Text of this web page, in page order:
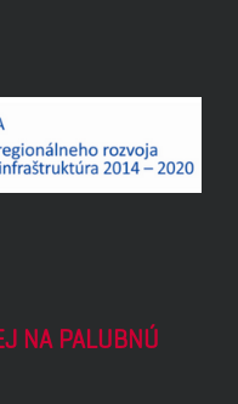
NA PALUBNÚ